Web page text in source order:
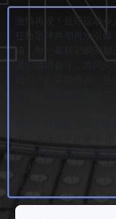
激情再现！足球运动
狂热足球热潮再次引
速，每一幕精彩瞬间
动人心的比赛，让我